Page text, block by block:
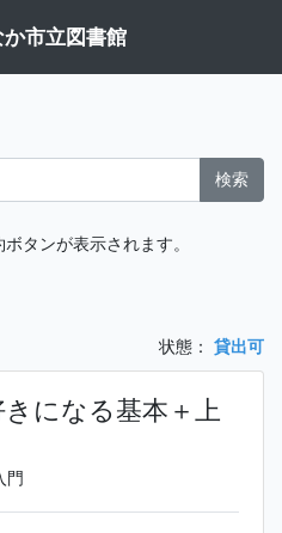
市立図書館
検索
タンが表示されます。
状態： 貸出可
になる基本＋上
門